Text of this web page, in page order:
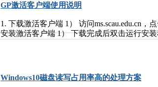
GP激活客户端使用说明
1. 下载激活客户端 1） 访问ms.scau.edu.cn
安装激活客户端 1） 下载完成后双击运行
客户端登录界面，或者点击网页上登录客户
活的产品，然后点击“立即激活” 4） 激活
Windows和Office的激活已完成，可以选择卸
Windows10磁盘读写占用率高的处理方案